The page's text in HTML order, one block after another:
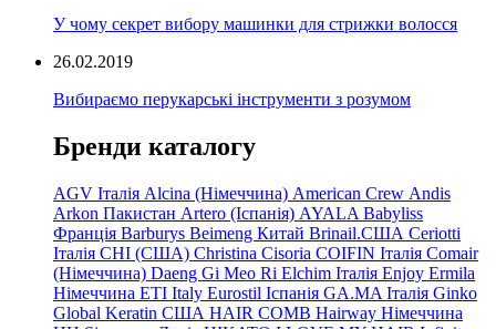
У чому секрет вибору машинки для стрижки волосся
26.02.2019
Вибираємо перукарські інструменти з розумом
Бренди каталогу
AGV Італія Alcina (Німеччина) American Crew Andis
Arkon Пакистан Artero (Іспанія) AYALA Babyliss
Франція Barburys Beimeng Китай Brinail.США Ceriotti
Італія CHI (США) Christina Cisoria COIFIN Італія Comair
(Німеччина) Daeng Gi Meo Ri Elchim Італія Enjoy Ermila
Німеччина ETI Italy Eurostil Іспанія GA.MA Італія Ginko
Global Keratin США HAIR COMB Hairway Німеччина